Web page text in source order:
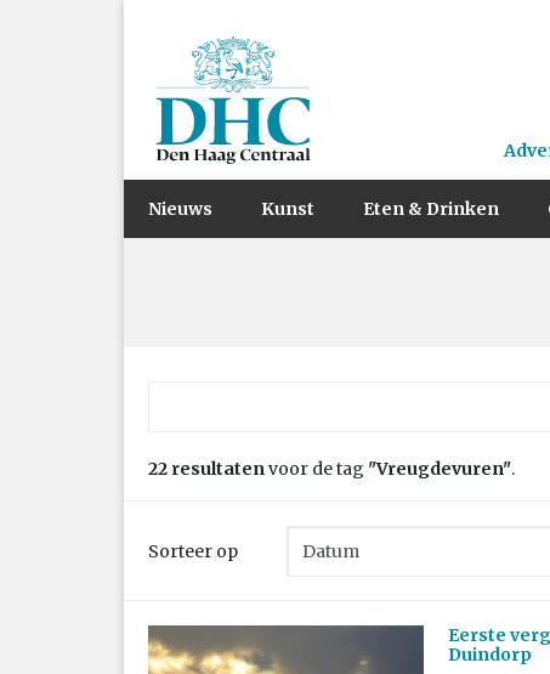
Nieuws Kunst Eten & Drinken
22 resultatenvoor de tag "Vreugdevuren".
Sorteer op
Eerste
Duindorp